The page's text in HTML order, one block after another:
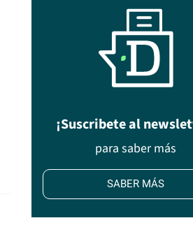
¡Suscribete al
para saber más
SABER MÁS